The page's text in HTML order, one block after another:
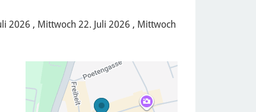
2026 , Mittwoch 22. Juli 2026 , Mittwoch